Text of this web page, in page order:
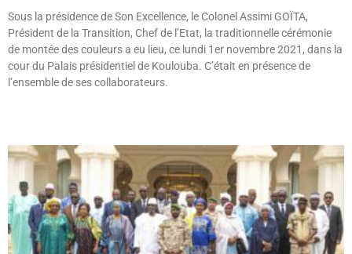
Sous la présidence de Son Excellence, le Colonel Assimi GOÏTA,
Président de la Transition, Chef de l’Etat, la traditionnelle cérémonie
de montée des couleurs a eu lieu, ce lundi 1er novembre 2021, dans la
cour du Palais présidentiel de Koulouba. C’était en présence de
l’ensemble de ses collaborateurs.